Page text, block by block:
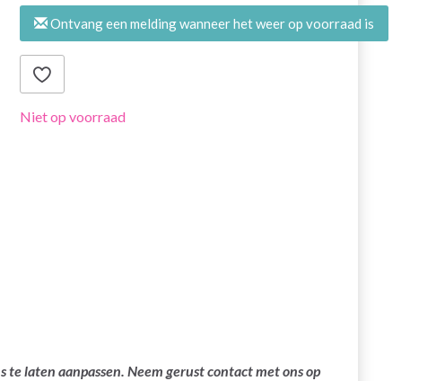
Ontvang een melding wanneer het weer op voorraad is
Niet op voorraad
laten aanpassen. Neem gerust contact met ons op